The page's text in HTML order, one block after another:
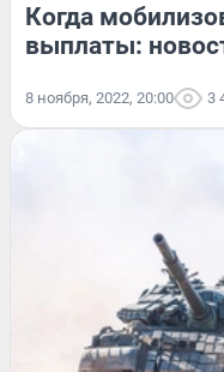
Когда
выплаты:
8 ноября, 2022, 20:00 3